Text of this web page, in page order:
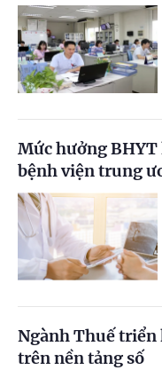
Mức hưởng
bệnh viện trung
Ngành Thuế triển
trên nền tảng số